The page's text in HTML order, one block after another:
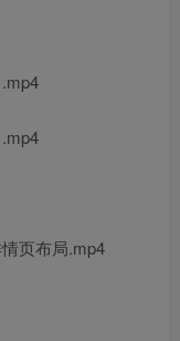
页布局.mp4